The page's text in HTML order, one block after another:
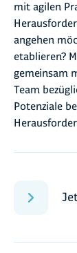
mit agilen
angehen
etablieren?
gemeinsam
Team
Potenziale